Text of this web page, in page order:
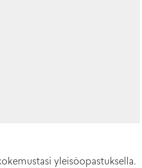
yleisöopastuksella.